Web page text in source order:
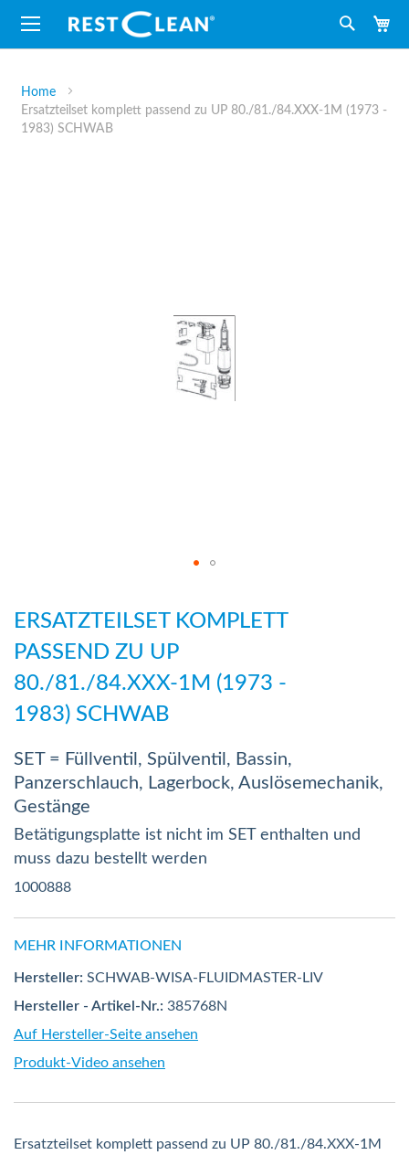
Suche
Home
Ersatzteilset komplett passend zu UP 80./81./84.XXX-1M (1973 -
1983) SCHWAB
ERSATZTEILSET KOMPLETT
PASSEND ZU UP
80./81./84.XXX-1M (1973 -
1983) SCHWAB
SET = Füllventil, Spülventil, Bassin,
Panzerschlauch, Lagerbock, Auslösemechanik,
Gestänge
Betätigungsplatte ist nicht im SET enthalten und
muss dazu bestellt werden
1000888
MEHR INFORMATIONEN
Hersteller: SCHWAB-WISA-FLUIDMASTER-LIV
Hersteller - Artikel-Nr.: 385768N
Auf Hersteller-Seite ansehen
Produkt-Video ansehen
Ersatzteilset komplett passend zu UP 80./81./84.XXX-1M
Anfang
Bildergalerie
springen